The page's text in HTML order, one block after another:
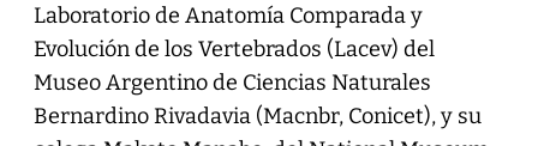
Laboratorio de Anatomía Comparada y
Evolución de los Vertebrados (Lacev) del
Museo Argentino de Ciencias Naturales
Bernardino Rivadavia (Macnbr, Conicet), y su